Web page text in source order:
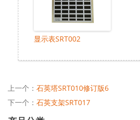
显示表SRT002
上一个： 石英塔SRT010修订版6
下一个： 石英支架SRT017